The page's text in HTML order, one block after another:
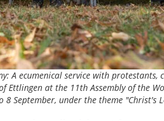
A ecumenical service with protestants,
Ettlingen at the 11th Assembly of the
8 September, under the theme "Christ's